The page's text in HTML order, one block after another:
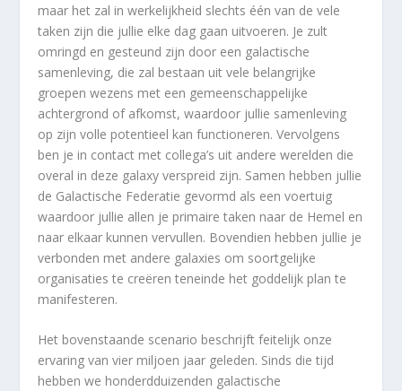
maar het zal in werkelijkheid slechts één van de vele
taken zijn die jullie elke dag gaan uitvoeren. Je zult
omringd en gesteund zijn door een galactische
samenleving, die zal bestaan uit vele belangrijke
groepen wezens met een gemeenschappelijke
achtergrond of afkomst, waardoor jullie samenleving
op zijn volle potentieel kan functioneren. Vervolgens
ben je in contact met collega’s uit andere werelden die
overal in deze galaxy verspreid zijn. Samen hebben jullie
de Galactische Federatie gevormd als een voertuig
waardoor jullie allen je primaire taken naar de Hemel en
naar elkaar kunnen vervullen. Bovendien hebben jullie je
verbonden met andere galaxies om soortgelijke
organisaties te creëren teneinde het goddelijk plan te
manifesteren.
Het bovenstaande scenario beschrijft feitelijk onze
ervaring van vier miljoen jaar geleden. Sinds die tijd
hebben we honderdduizenden galactische